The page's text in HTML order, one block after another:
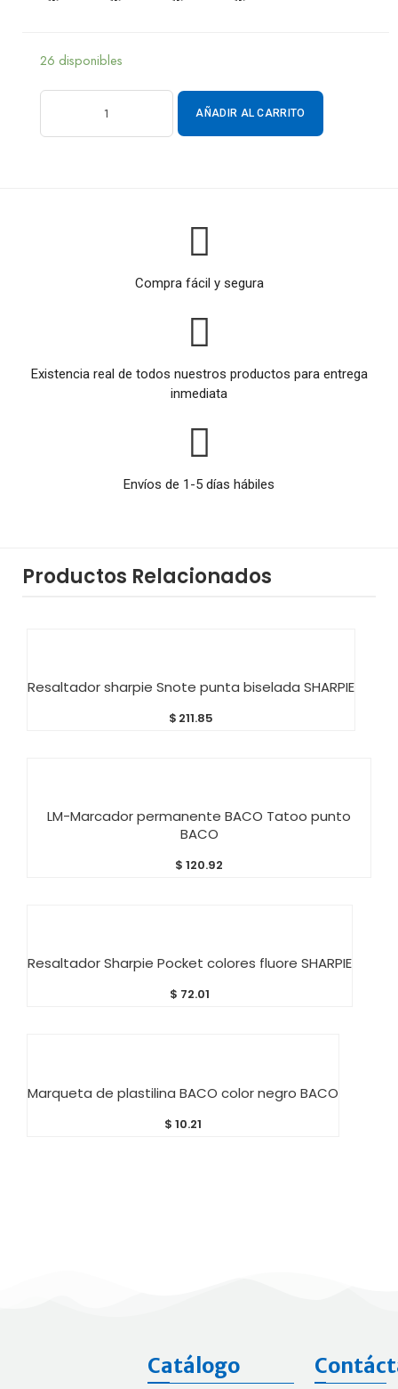
26 disponibles
AÑADIR AL CARRITO
Compra fácil y segura
Existencia real de todos nuestros productos para entrega
inmediata
Envíos de 1-5 días hábiles
Productos Relacionados
Resaltador sharpie Snote punta biselada SHARPIE
$ 211.85
LM-Marcador permanente BACO Tatoo punto
BACO
$ 120.92
Resaltador Sharpie Pocket colores fluore SHARPIE
$ 72.01
Marqueta de plastilina BACO color negro BACO
$ 10.21
Catálogo